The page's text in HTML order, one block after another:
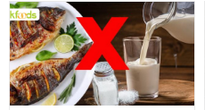
انگیز طبی فوائد